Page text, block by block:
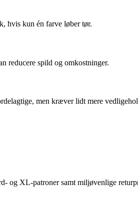
hvis kun én farve løber tør.
reducere spild og omkostninger.
men kræver lidt mere
og XL-patroner samt miljøvenlige